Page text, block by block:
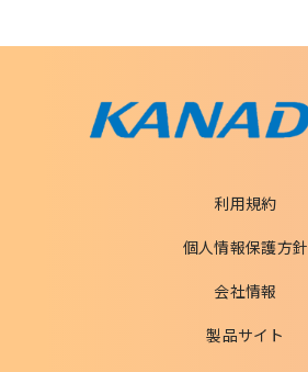
利用規約
個人情報保護方針
会社情報
製品サイト